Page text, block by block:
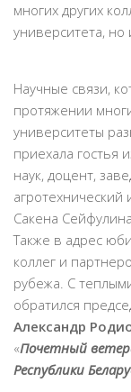
многих других
университета, но
Научные связи,
протяжении
университеты
приехала гостья
наук, доцент,
агротехнический
Сакена
Также в адрес
коллег и
рубежа. С
обратился
Александр
«Почетный
Республики